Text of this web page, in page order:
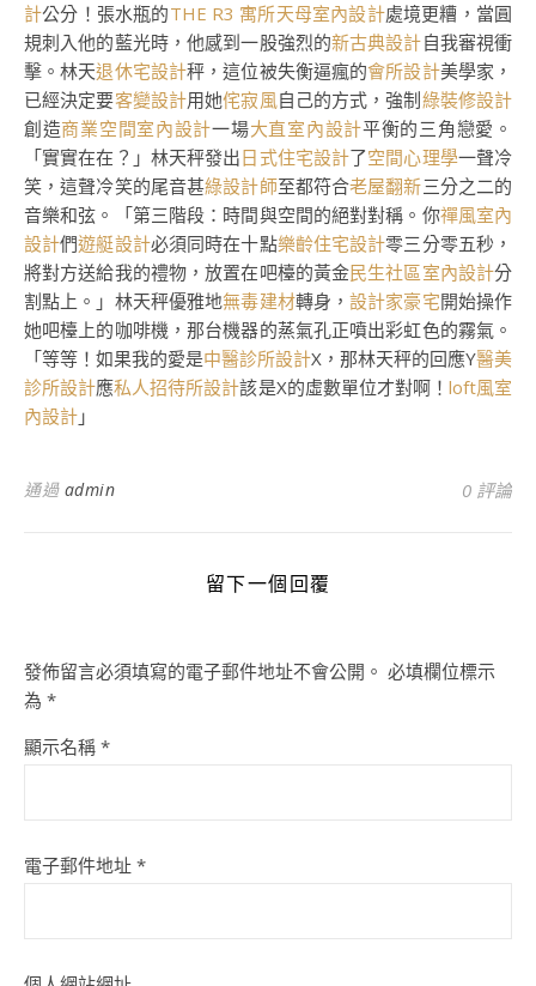
計公分！張水瓶的THE R3 寓所天母室內設計處境更糟，當圓
規刺入他的藍光時，他感到一股強烈的新古典設計自我審視衝
擊。林天退休宅設計秤，這位被失衡逼瘋的會所設計美學家，
已經決定要客變設計用她侘寂風自己的方式，強制綠裝修設計
創造商業空間室內設計一場大直室內設計平衡的三角戀愛。
「實實在在？」林天秤發出日式住宅設計了空間心理學一聲冷
笑，這聲冷笑的尾音甚綠設計師至都符合老屋翻新三分之二的
音樂和弦。「第三階段：時間與空間的絕對對稱。你禪風室內
設計們遊艇設計必須同時在十點樂齡住宅設計零三分零五秒，
將對方送給我的禮物，放置在吧檯的黃金民生社區室內設計分
割點上。」林天秤優雅地無毒建材轉身，設計家豪宅開始操作
她吧檯上的咖啡機，那台機器的蒸氣孔正噴出彩虹色的霧氣。
「等等！如果我的愛是中醫診所設計X，那林天秤的回應Y醫美
診所設計應私人招待所設計該是X的虛數單位才對啊！ loft風室
內設計 」
通過 admin 0 評論
留下一個回覆
發佈留言必須填寫的電子郵件地址不會公開。 必填欄位標示
為 *
顯示名稱 *
電子郵件地址 *